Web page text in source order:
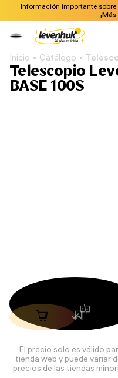
Información importante
Inicio Catálogo
Telescopio
BASE 100S
El precio solo es válido
tienda web y puede variar
precios de las tiendas